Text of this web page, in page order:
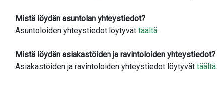
Mistä löydän asuntolan yhteystiedot?
Asuntoloiden yhteystiedot löytyvät täältä.
Mistä löydän asiakastöiden ja ravintoloiden yhteystiedot?
Asiakastöiden ja ravintoloiden yhteystiedot löytyvät täältä.